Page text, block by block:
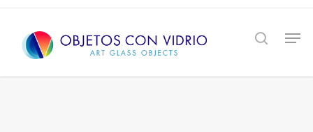
search